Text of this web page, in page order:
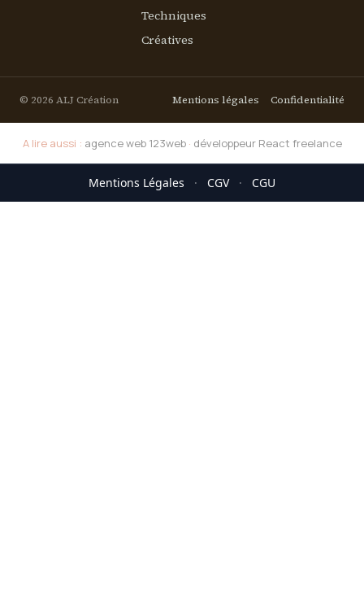
Techniques
Créatives
© 2026 ALJ Création Mentions légales Confidentialité
A lire aussi : agence web 123web· développeur React freelance
Mentions Légales · CGV · CGU